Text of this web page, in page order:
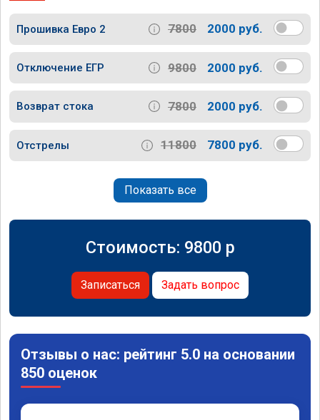
Прошивка Евро 2 7800 2000 руб.
Отключение ЕГР 9800 2000 руб.
Возврат стока 7800 2000 руб.
Отстрелы 11800 7800 руб.
Показать все
Стоимость: 9800 p
Записаться Задать вопрос
Отзывы о нас: рейтинг 5.0 на основании
850 оценок